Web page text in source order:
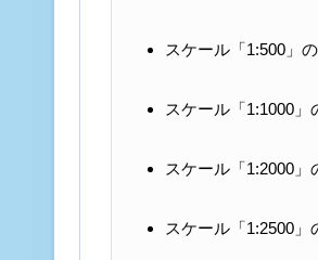
スケール「1:500」
スケール「1:1000
スケール「1:2000
スケール「1:2500